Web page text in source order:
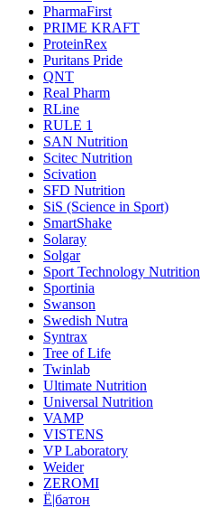
PharmaFirst
PRIME KRAFT
ProteinRex
Puritans Pride
QNT
Real Pharm
RLine
RULE 1
SAN Nutrition
Scitec Nutrition
Scivation
SFD Nutrition
SiS (Science in Sport)
SmartShake
Solaray
Solgar
Sport Technology Nutrition
Sportinia
Swanson
Swedish Nutra
Syntrax
Tree of Life
Twinlab
Ultimate Nutrition
Universal Nutrition
VAMP
VISTENS
VP Laboratory
Weider
ZEROMI
Ё|батон